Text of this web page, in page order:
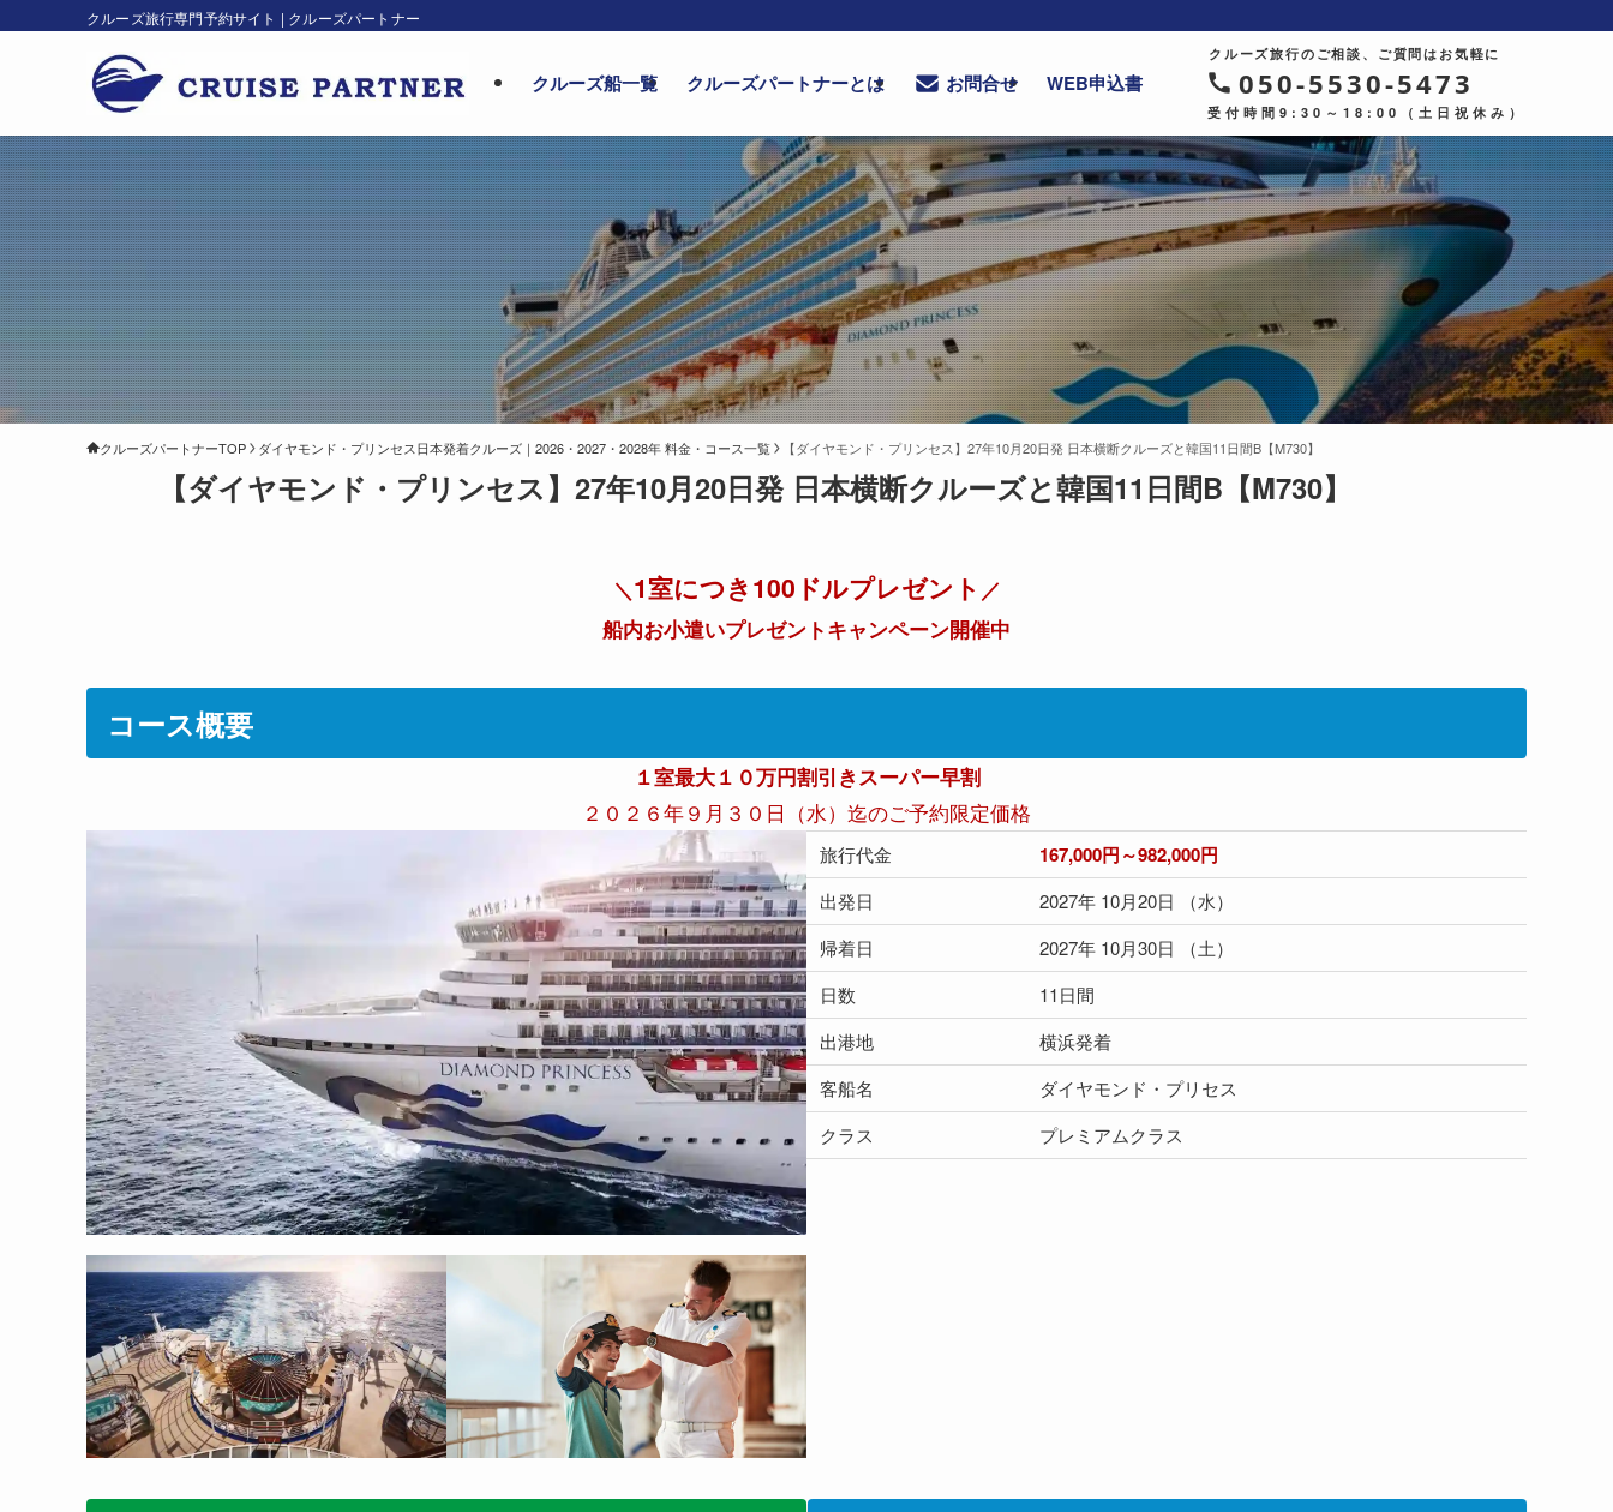
クルーズ旅行専門予約サイト | クルーズパートナー
クルーズ船一覧 クルーズパートナーとは お問合せ WEB申込書
クルーズ旅行のご相談、ご質問はお気軽に
050-5530-5473
受付時間9:30～18:00（土日祝休み）
クルーズパートナーTOP ダイヤモンド・プリンセス日本発着クルーズ｜2026・2027・2028年 料金・コース一覧 【ダイヤモンド・プリンセス】27年10月20日発 日本横断クルーズと韓国11日間B【M730】
【ダイヤモンド・プリンセス】27年10月20日発 日本横断クルーズと韓国11日間B【M730】
＼ 1室につき100ドルプレゼント ／
船内お小遣いプレゼントキャンペーン開催中
コース概要
１室最大１０万円割引きスーパー早割
２０２６年９月３０日（水）迄のご予約限定価格
旅行代金 167,000円～982,000円
出発日
2027年 10月20日 （水）
帰着日
2027年 10月30日 （土）
日数
11日間
出港地
横浜発着
客船名
ダイヤモンド・プリセス
クラス
プレミアムクラス